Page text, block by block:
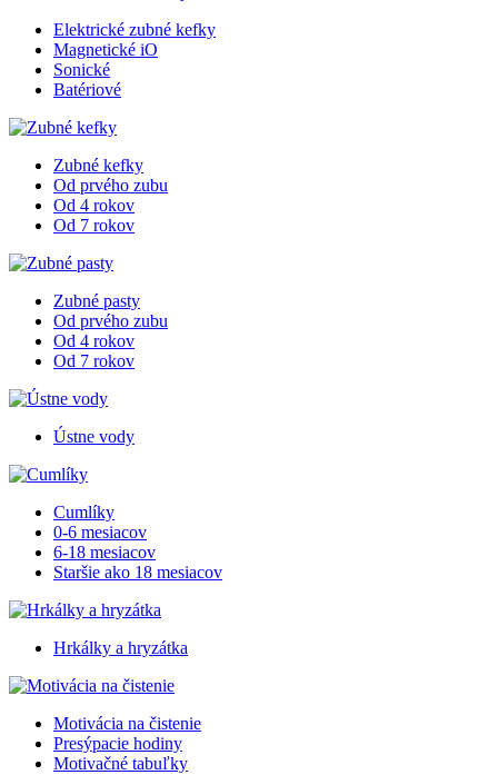
Elektrické zubné kefky
Magnetické iO
Sonické
Batériové
Zubné kefky
Od prvého zubu
Od 4 rokov
Od 7 rokov
Zubné pasty
Od prvého zubu
Od 4 rokov
Od 7 rokov
Ústne vody
Cumlíky
0-6 mesiacov
6-18 mesiacov
Staršie ako 18 mesiacov
Hrkálky a hryzátka
Motivácia na čistenie
Presýpacie hodiny
Motivačné tabuľky